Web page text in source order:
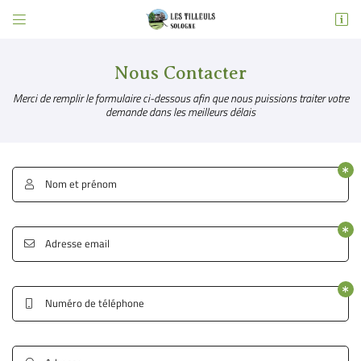
 
 Adresse email de réception
Rafraîchir le captcha
Nous Contacter
Merci de remplir le formulaire ci-dessous afin que nous puissions traiter votre
demande dans les meilleurs délais
 Nom et prénom
 Adresse email
Numéro de téléphone